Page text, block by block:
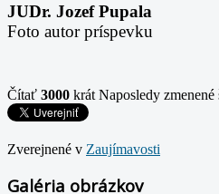
JUDr. Jozef Pupala
Foto autor príspevku
Čítať 3000 krát Naposledy
Zverejnené v Zauj­ímavosti
Galéria obrázkov